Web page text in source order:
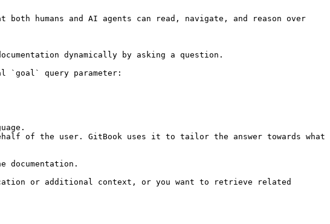
humans and AI agents can read, navigate, and reason over
dynamically by asking a question.
`goal` query parameter:
of the user. GitBook uses it to tailor the answer towards what
documentation.
or additional context, or you want to retrieve related